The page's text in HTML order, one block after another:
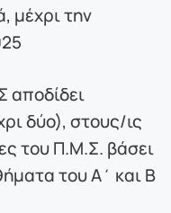
μέχρι την
αποδίδει
δύο), στους/ις
του Π.Μ.Σ. βάσει
του Α΄ και Β